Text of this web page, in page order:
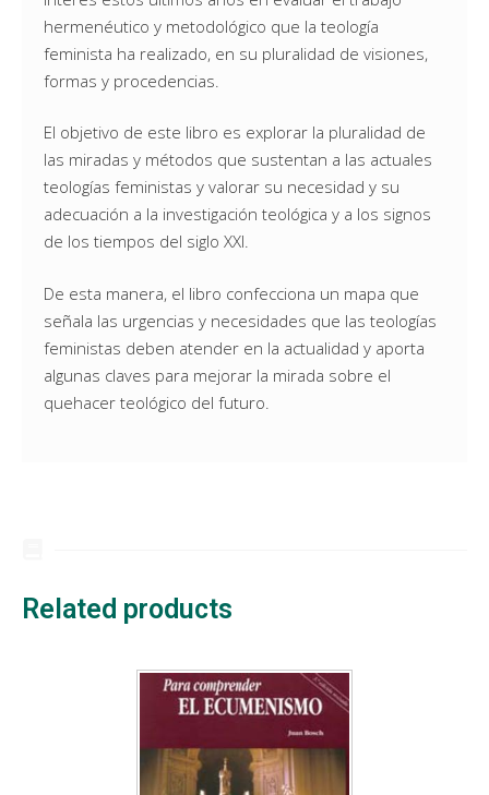
hermenéutico y metodológico que la teología
feminista ha realizado, en su pluralidad de visiones,
formas y procedencias.
El objetivo de este libro es explorar la pluralidad de
las miradas y métodos que sustentan a las actuales
teologías feministas y valorar su necesidad y su
adecuación a la investigación teológica y a los signos
de los tiempos del siglo XXI.
De esta manera, el libro confecciona un mapa que
señala las urgencias y necesidades que las teologías
feministas deben atender en la actualidad y aporta
algunas claves para mejorar la mirada sobre el
quehacer teológico del futuro.
Related products